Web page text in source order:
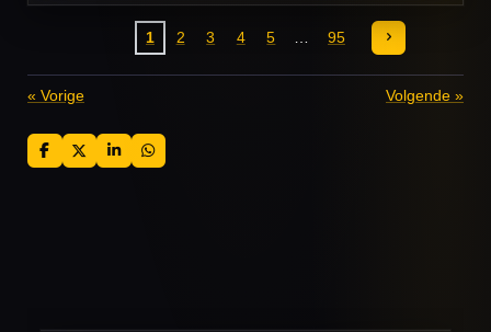
1 2 3 4 5 95
« Vorige Volgende »
D
e
D
e
S
h
D
e